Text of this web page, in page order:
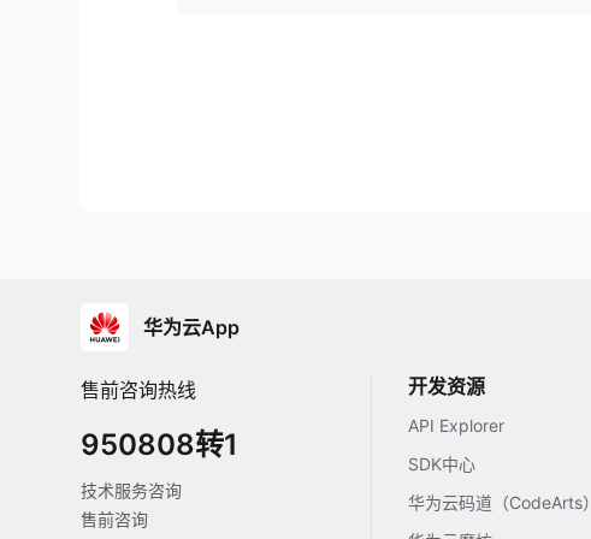
华为云App
售前咨询热线
950808转1
技术服务咨询
售前咨询
开发资源
API Explorer
SDK中心
华为云码道（CodeArts）